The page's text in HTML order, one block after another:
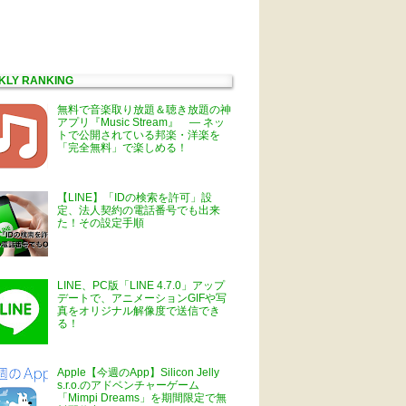
RANKING
無料で音楽取り放題＆聴き放題の神
アプリ『Music Stream』 ― ネッ
トで公開されている邦楽・洋楽を
「完全無料」で楽しめる！
【LINE】「IDの検索を許可」設
定、法人契約の電話番号でも出来
た！その設定手順
LINE、PC版「LINE 4.7.0」アップ
デートで、アニメーションGIFや写
真をオリジナル解像度で送信でき
る！
Apple【今週のApp】Silicon Jelly
s.r.o.のアドベンチャーゲーム
「Mimpi Dreams」を期間限定で無